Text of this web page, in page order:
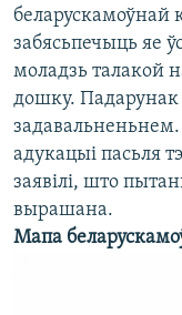
беларускамоўнай
забясьпечыць яе
моладзь талакой
дошку.
задавальненьнем.
адукацыі пасьля
заявілі, што
вырашана.
Мапа